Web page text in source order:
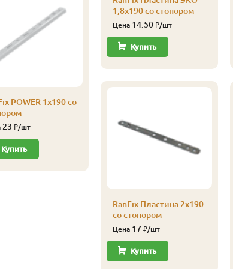
POWER 1х190 со
23 ₽/шт
Купить
1,8х190 со стопором
Цена 14.50₽/шт
Купить
RanFix Пластина 2х190
со стопором
Цена 17 ₽/шт
Купить